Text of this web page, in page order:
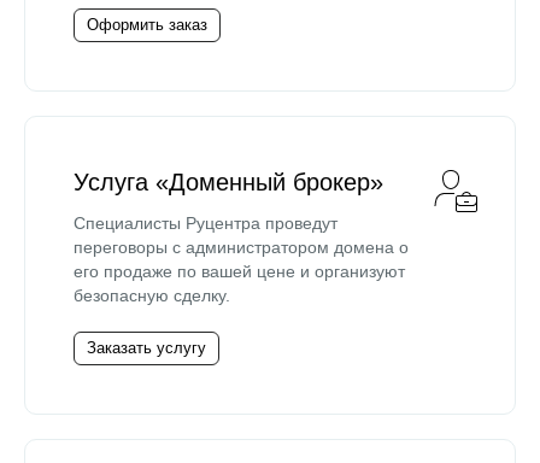
Оформить заказ
Услуга «Доменный брокер»
Специалисты Руцентра проведут
переговоры с администратором домена о
его продаже по вашей цене и организуют
безопасную сделку.
Заказать услугу